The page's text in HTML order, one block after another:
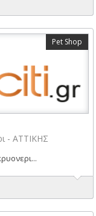
Pet Shop
- ΑΤΤΙΚΗΣ